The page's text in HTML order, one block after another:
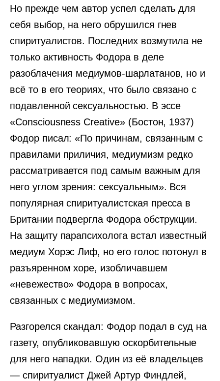
Но прежде чем автор успел сделать для
себя выбор, на него обрушился гнев
спиритуалистов. Последних возмутила не
только активность Фодора в деле
разоблачения медиумов-шарлатанов, но и
всё то в его теориях, что было связано с
подавленной сексуальностью. В эссе
«Consciousness Creative» (Бостон, 1937)
Фодор писал: «По причинам, связанным с
правилами приличия, медиумизм редко
рассматривается под самым важным для
него углом зрения: сексуальным». Вся
популярная спиритуалистская пресса в
Британии подвергла Фодора обструкции.
На защиту парапсихолога встал известный
медиум Хорэс Лиф, но его голос потонул в
разъяренном хоре, изобличавшем
«невежество» Фодора в вопросах,
связанных с медиумизмом.
Разгорелся скандал: Фодор подал в суд на
газету, опубликовавшую оскорбительные
для него нападки. Один из её владельцев
— спиритуалист Джей Артур Финдлей,